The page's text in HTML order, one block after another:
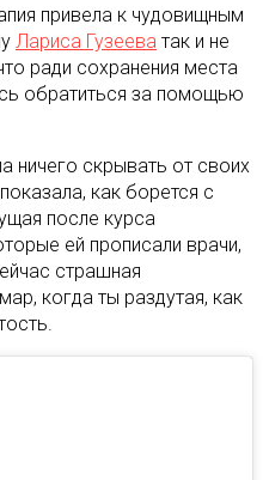
привела к чудовищным
Лариса Гузеева так и не
ради сохранения места
обратиться за помощью
ничего скрывать от своих
как борется с
после курса
ей прописали врачи,
страшная
когда ты раздутая, как